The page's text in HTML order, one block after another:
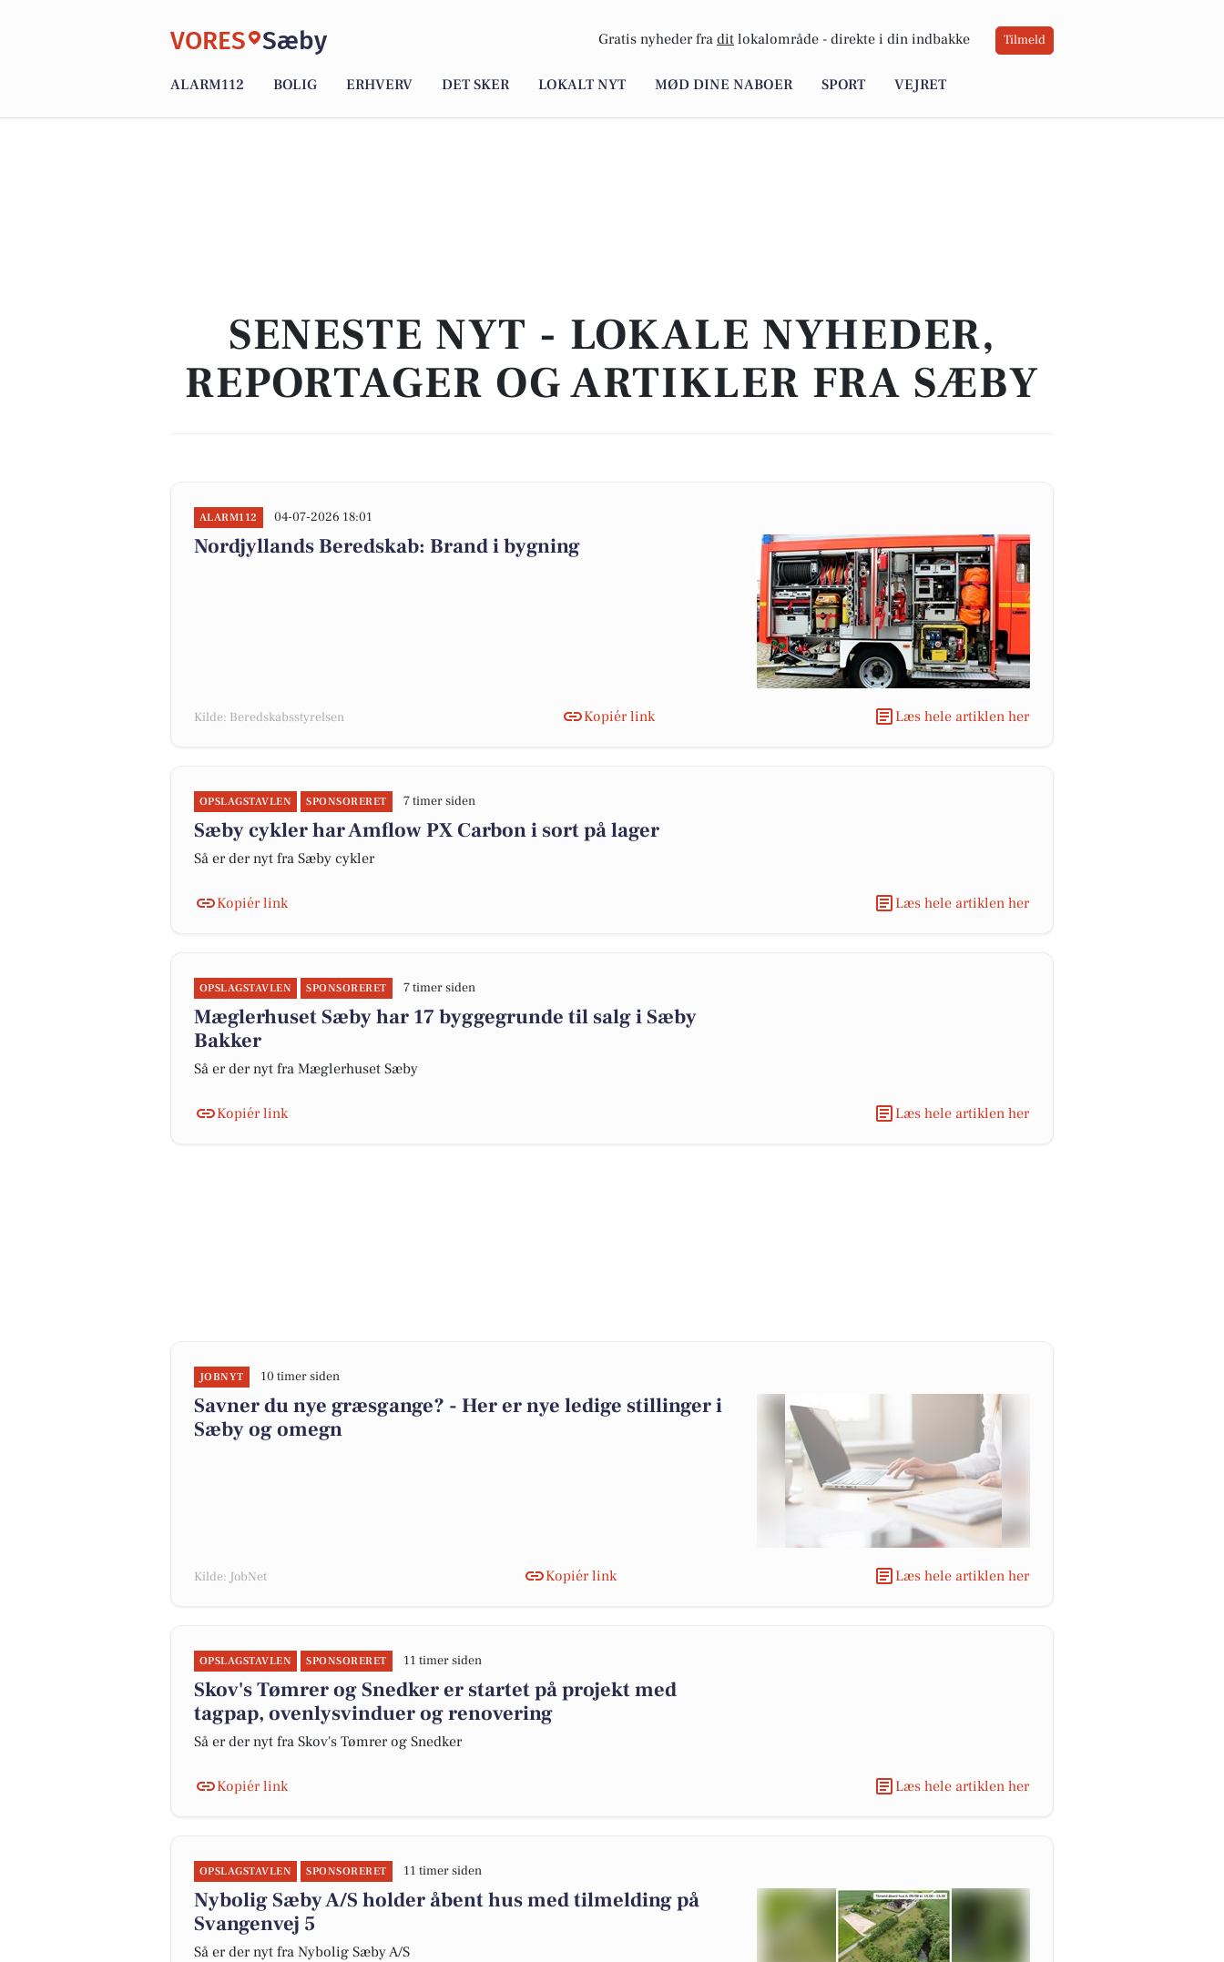
VORES Sæby Gratis nyheder fra dit lokalområde - direkte i din indbakke Tilmeld
ALARM112 BOLIG ERHVERV DET SKER LOKALT NYT MØD DINE NABOER SPORT VEJRET
SENESTE NYT - LOKALE NYHEDER,
REPORTAGER OG ARTIKLER FRA SÆBY
ALARM112 04-07-2026 18:01
Nordjyllands Beredskab: Brand i bygning
Kilde: Beredskabsstyrelsen Kopiér link Læs hele artiklen her
OPSLAGSTAVLEN SPONSORERET 7 timer siden
Sæby cykler har Amflow PX Carbon i sort på lager
Så er der nyt fra Sæby cykler
Kopiér link Læs hele artiklen her
OPSLAGSTAVLEN SPONSORERET 7 timer siden
Mæglerhuset Sæby har 17 byggegrunde til salg i Sæby
Bakker
Så er der nyt fra Mæglerhuset Sæby
Kopiér link Læs hele artiklen her
JOBNYT 10 timer siden
Savner du nye græsgange? - Her er nye ledige stillinger i
Sæby og omegn
Kilde: JobNet Kopiér link Læs hele artiklen her
OPSLAGSTAVLEN SPONSORERET 11 timer siden
Skov's Tømrer og Snedker er startet på projekt med
tagpap, ovenlysvinduer og renovering
Så er der nyt fra Skov's Tømrer og Snedker
Kopiér link Læs hele artiklen her
OPSLAGSTAVLEN SPONSORERET 11 timer siden
Nybolig Sæby A/S holder åbent hus med tilmelding på
Svangenvej 5
Så er der nyt fra Nybolig Sæby A/S